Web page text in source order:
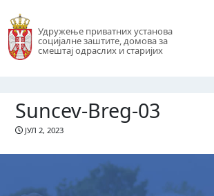
Удружење приватних установа
социјалне заштите, домова за
смештај одраслих и старијих
Suncev-Breg-03
ЈУЛ 2, 2023